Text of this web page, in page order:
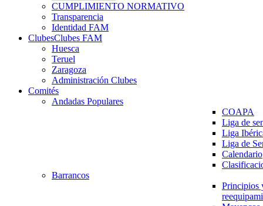
CUMPLIMIENTO NORMATIVO
Transparencia
Identidad FAM
ClubesClubes FAM
Huesca
Teruel
Zaragoza
Administración Clubes
Comités
Andadas Populares
COAPA
Liga de
Liga
Liga de
Calendario
Barrancos
Principios